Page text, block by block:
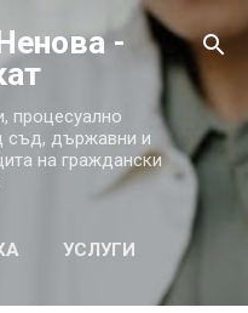
съдържание
-
процесуално
съд, държавни и
на граждански
УСЛУГИ
ОЩЕ…